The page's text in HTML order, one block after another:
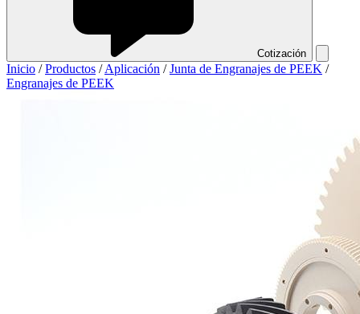
Cotización
Inicio /Productos /Aplicación /Junta de Engranajes de PEEK /
Engranajes de PEEK